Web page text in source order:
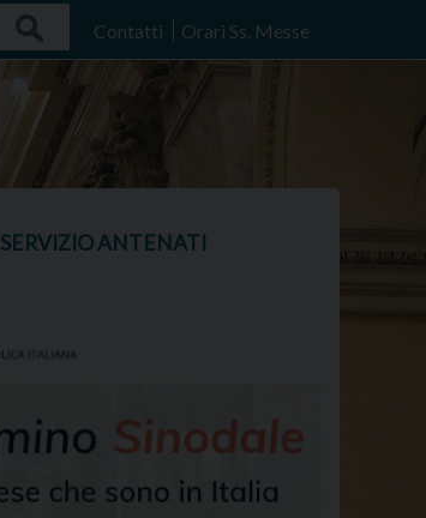
Contatti Orari Ss. Messe
SERVIZIO ANTENATI